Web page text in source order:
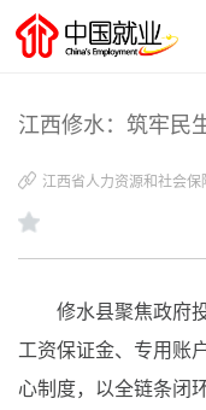
江西修水：筑牢民
江西省人力资源和社会保
修水县聚焦政府
工资保证金、专用账
心制度，以全链条闭